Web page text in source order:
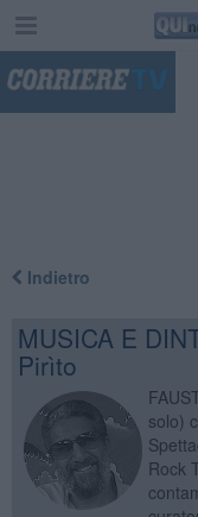
Indietro
MUSICA E
Pirìto
solo)
Rock